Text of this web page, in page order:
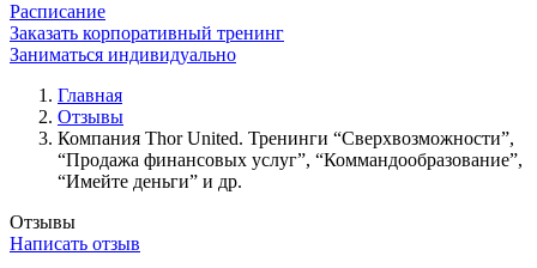
Расписание
Заказать корпоративный тренинг
Заниматься индивидуально
Главная
Отзывы
Компания Thor United. Тренинги “Сверхвозможности”,
“Продажа финансовых услуг”, “Коммандообразование”,
“Имейте деньги” и др.
Отзывы
Написать отзыв